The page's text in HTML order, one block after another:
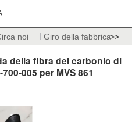
noi Giro della fabbrica>>
della fibra del carbonio di
005 per MVS 861